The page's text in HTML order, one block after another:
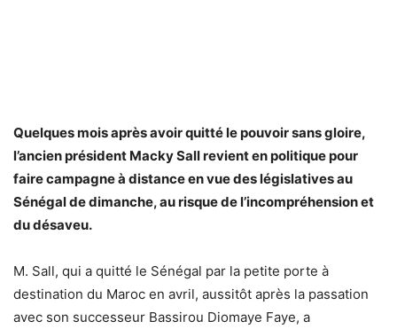
Quelques mois après avoir quitté le pouvoir sans gloire,
l’ancien président Macky Sall revient en politique pour
faire campagne à distance en vue des législatives au
Sénégal de dimanche, au risque de l’incompréhension et
du désaveu.
M. Sall, qui a quitté le Sénégal par la petite porte à
destination du Maroc en avril, aussitôt après la passation
avec son successeur Bassirou Diomaye Faye, a